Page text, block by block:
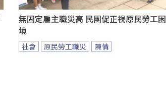
無固定雇主職災高 民團促正視原民勞工困
境
社會 原民勞工職災 陳情